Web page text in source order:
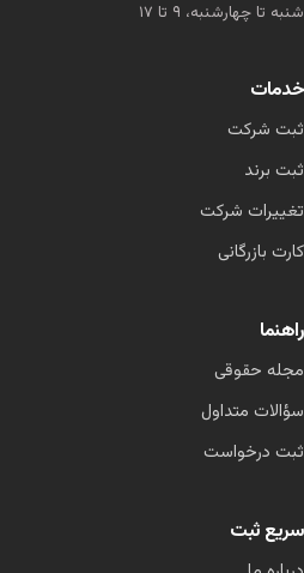
شنبه تا چهارشنبه، ۹ تا ۱۷
خدمات
ثبت شرکت
ثبت برند
تغییرات شرکت
کارت بازرگانی
راهنما
مجله حقوقی
سؤالات متداول
ثبت درخواست
سریع ثبت